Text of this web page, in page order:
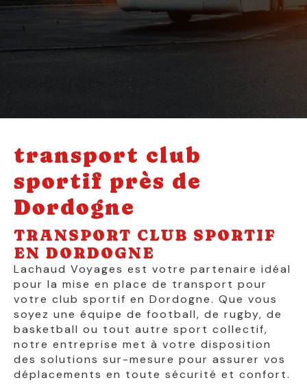
transport club
sportif près de
Dordogne
TRANSPORT CLUB SPORTIF
EN DORDOGNE
Lachaud Voyages est votre partenaire idéal
pour la mise en place de transport pour
votre club sportif en Dordogne. Que vous
soyez une équipe de football, de rugby, de
basketball ou tout autre sport collectif,
notre entreprise met à votre disposition
des solutions sur-mesure pour assurer vos
déplacements en toute sécurité et confort.